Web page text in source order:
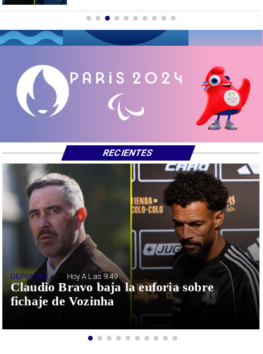
Claudio Bravo baja la euforia sobre
fichaje de Vozinha
DEPORTES Hoy A Las 9:49
RECIENTES